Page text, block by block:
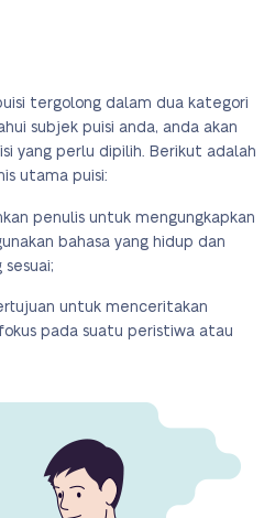
tergolong dalam dua kategori
subjek puisi anda, anda akan
yang perlu dipilih. Berikut adalah
utama puisi:
penulis untuk mengungkapkan
bahasa yang hidup dan
untuk menceritakan
pada suatu peristiwa atau